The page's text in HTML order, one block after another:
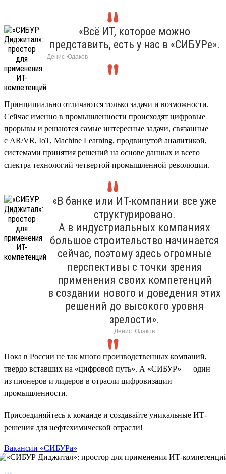
«Всё ИТ, которое можно
представить, есть у нас в «СИБУРе».
Денис
Принципиально отличаются только задачи и возможности.
Сейчас именно в промышленности происходят цифровые
прорывы и решаются самые интересные задачи, связанные
с AR/VR, IoT, Machine Learning, продвинутой аналитикой,
системами принятия решений на основе данных и всего
спектра технологий четвертой промышленной революции.
«В банке или ИТ-компании все уже
структурировано.
А в индустриальных компаниях
большое строительство начинается
сейчас, поэтому здесь огромные
перспективы с точки зрения
применения своих компетенций
в создании нового и доведения этих
решений до высокого уровня
зрелости».
Денис Юдаков
Пока в России не так много производственных компаний,
твердо вставших на «цифровой путь». А «СИБУР» — один
из пионеров и лидеров в отрасли цифровизации
промышленности.
Присоединяйтесь к команде и создавайте уникальные ИТ-
решения для нефтехимической отрасли!
Вакансии «СИБУРа»